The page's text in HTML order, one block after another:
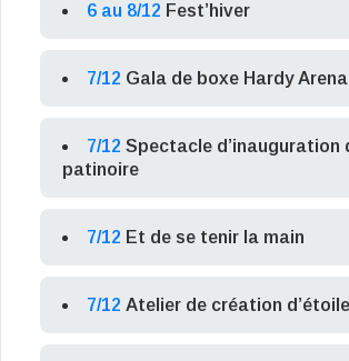
6 au 8/12 Fest’hiver
7/12 Gala de boxe Hardy Arena
7/12 Spectacle d’inauguration
patinoire
7/12 Et de se tenir la main
7/12 Atelier de création